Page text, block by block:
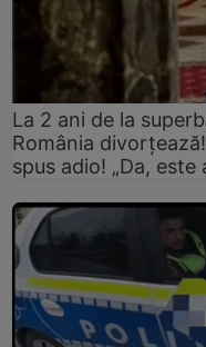
La 2 ani de la
România
spus adio! „Da, este